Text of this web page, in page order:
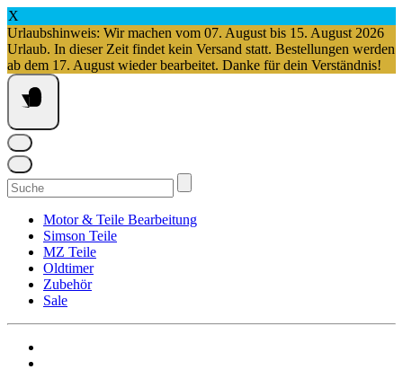
X
Urlaubshinweis: Wir machen vom 07. August bis 15. August 2026
Urlaub. In dieser Zeit findet kein Versand statt. Bestellungen werden
ab dem 17. August wieder bearbeitet. Danke für dein Verständnis!
Springe
zum
Inhalt
Suchen
nach:
Motor & Teile Bearbeitung
Simson Teile
MZ Teile
Oldtimer
Zubehör
Sale